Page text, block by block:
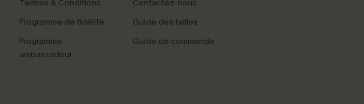
Termes & Conditions
Programme de fidélité
Programme
ambassadeur
Contactez-nous
Guide des tailles
Guide de commande